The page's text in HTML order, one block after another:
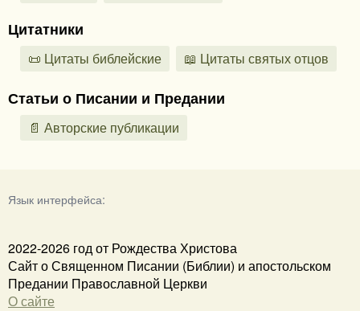
Цитатники
📜 Цитаты библейские 📖 Цитаты святых отцов
Статьи о Писании и Предании
📄 Авторские публикации
Язык интерфейса:
2022-2026 год от Рождества Христова
Сайт о Священном Писании (Библии) и апостольском
Предании Православной Церкви
О сайте